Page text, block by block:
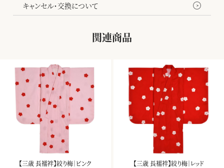
キャンセル・交換について
関連商品
【三歳 長襦袢】絞り梅｜ピンク 【三歳 長襦袢】絞り梅｜レッド